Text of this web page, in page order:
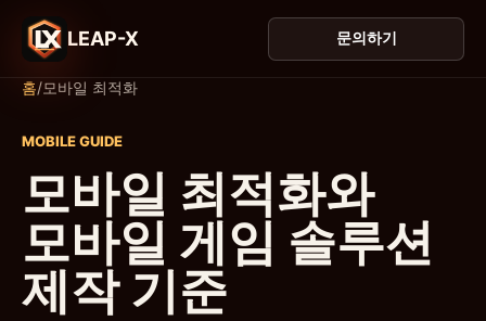
LEAP-X 문의하기
홈/모바일 최적화
MOBILE GUIDE
모바일 최적화와
모바일 게임 솔루션
제작 기준